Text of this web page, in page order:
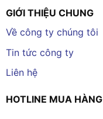
GIỚI THIỆU CHUNG
Về công ty chúng tôi
Tin tức công ty
Liên hệ
HOTLINE MUA HÀNG